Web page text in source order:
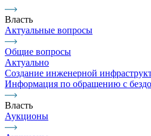
Власть
Актуальные вопросы
Общие вопросы
Актуально
Создание инженерной
Информация по обращению с
Власть
Аукционы